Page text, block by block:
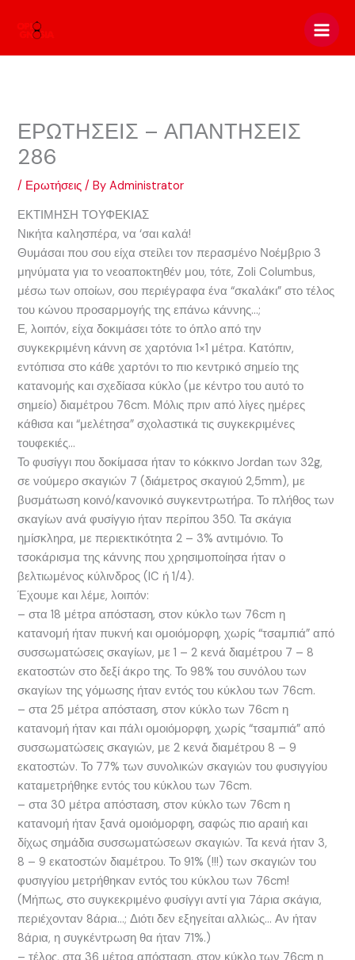
ΕΡΩΤΗΣΕΙΣ – ΑΠΑΝΤΗΣΕΙΣ
286
/ Ερωτήσεις / ByAdministrator
ΕΚΤΙΜΗΣΗ ΤΟΥΦΕΚΙΑΣ
Νικήτα καλησπέρα, να ‘σαι καλά!
Θυμάσαι που σου είχα στείλει τον περασμένο Νοέμβριο 3
μηνύματα για το νεοαποκτηθέν μου, τότε, Zoli Columbus,
μέσω των οποίων, σου περιέγραφα ένα “σκαλάκι” στο τέλος
του κώνου προσαρμογής της επάνω κάννης…;
Ε, λοιπόν, είχα δοκιμάσει τότε το όπλο από την
συγκεκριμένη κάννη σε χαρτόνια 1×1 μέτρα. Κατόπιν,
εντόπισα στο κάθε χαρτόνι το πιο κεντρικό σημείο της
κατανομής και σχεδίασα κύκλο (με κέντρο του αυτό το
σημείο) διαμέτρου 76cm. Μόλις πριν από λίγες ημέρες
κάθισα και “μελέτησα” σχολαστικά τις συγκεκριμένες
τουφεκιές…
Το φυσίγγι που δοκίμασα ήταν το κόκκινο Jordan των 32g,
σε νούμερο σκαγιών 7 (διάμετρος σκαγιού 2,5mm), με
βυσμάτωση κοινό/κανονικό συγκεντρωτήρα. Το πλήθος των
σκαγίων ανά φυσίγγιο ήταν περίπου 350. Τα σκάγια
ημίσκληρα, με περιεκτικότητα 2 – 3% αντιμόνιο. Το
τσοκάρισμα της κάννης που χρησιμοποίησα ήταν ο
βελτιωμένος κύλινδρος (IC ή 1/4).
Έχουμε και λέμε, λοιπόν:
– στα 18 μέτρα απόσταση, στον κύκλο των 76cm η
κατανομή ήταν πυκνή και ομοιόμορφη, χωρίς “τσαμπιά” από
συσσωματώσεις σκαγίων, με 1 – 2 κενά διαμέτρου 7 – 8
εκατοστών στο δεξί άκρο της. Το 98% του συνόλου των
σκαγίων της γόμωσης ήταν εντός του κύκλου των 76cm.
– στα 25 μέτρα απόσταση, στον κύκλο των 76cm η
κατανομή ήταν και πάλι ομοιόμορφη, χωρίς “τσαμπιά” από
συσσωματώσεις σκαγιών, με 2 κενά διαμέτρου 8 – 9
εκατοστών. Το 77% των συνολικών σκαγιών του φυσιγγίου
καταμετρήθηκε εντός του κύκλου των 76cm.
– στα 30 μέτρα απόσταση, στον κύκλο των 76cm η
κατανομή ήταν ξανά ομοιόμορφη, σαφώς πιο αραιή και
δίχως σημάδια συσσωματώσεων σκαγιών. Τα κενά ήταν 3,
8 – 9 εκατοστών διαμέτρου. Το 91% (!!!) των σκαγιών του
φυσιγγίου μετρήθηκαν εντός του κύκλου των 76cm!
(Mήπως, στο συγκεκριμένο φυσίγγι αντί για 7άρια σκάγια,
περιέχονταν 8άρια…; Διότι δεν εξηγείται αλλιώς… Αν ήταν
8άρια, η συγκέντρωση θα ήταν 71%.)